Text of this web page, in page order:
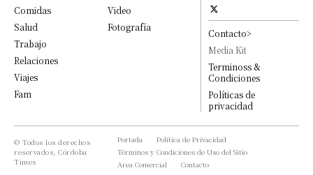
Comidas
Salud
Trabajo
Relaciones
Viajes
Fam
Video
Fotografía
Contacto>
Media Kit
Terminoss &
Condiciones
Políticas de
privacidad
© Todos los derechos
reservados, Córdoba
Times
Portada
Política de Privacidad
Términos y Condiciones de Uso del Sitio
Area Comercial
Contacto